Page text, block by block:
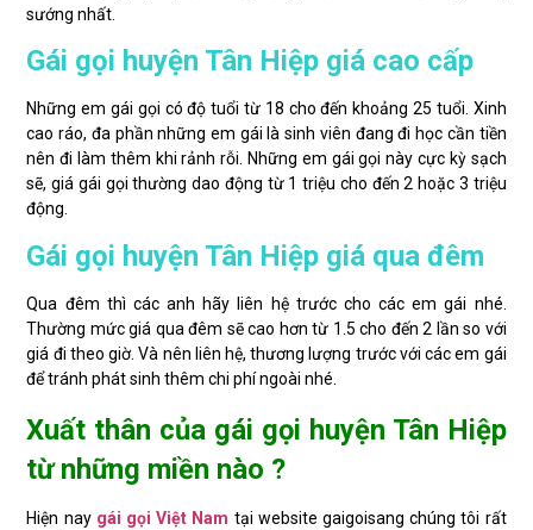
sướng nhất.
Gái gọi huyện Tân Hiệp giá cao cấp
Những em gái gọi có độ tuổi từ 18 cho đến khoảng 25 tuổi. Xinh
cao ráo, đa phần những em gái là sinh viên đang đi học cần tiền
nên đi làm thêm khi rảnh rỗi. Những em gái gọi này cực kỳ sạch
sẽ, giá gái gọi thường dao động từ 1 triệu cho đến 2 hoặc 3 triệu
động.
Gái gọi huyện Tân Hiệp giá qua đêm
Qua đêm thì các anh hãy liên hệ trước cho các em gái nhé.
Thường mức giá qua đêm sẽ cao hơn từ 1.5 cho đến 2 lần so với
giá đi theo giờ. Và nên liên hệ, thương lượng trước với các em gái
để tránh phát sinh thêm chi phí ngoài nhé.
Xuất thân của gái gọi huyện Tân Hiệp
từ những miền nào ?
Hiện nay gái gọi Việt Nam tại website gaigoisang chúng tôi rất